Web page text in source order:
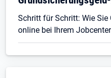
Schritt für Schritt: Wie Sie
online bei Ihrem